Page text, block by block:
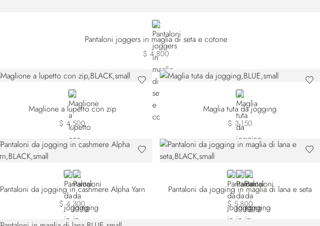
BLUE
Pantaloni joggers in maglia di seta e cotone
$ 4,800
BLACK
Maglione a lupetto con zip
$ 4,500
BLUE
Maglia tuta da jogging
$ 3,150
BLACKVIOLET
Pantaloni da jogging in cashmere Alpha Yarn
$ 4,300
BLACK
BLUEGREEN
Pantaloni da jogging in maglia di lana e seta
$ 5,800